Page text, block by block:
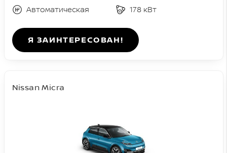
Автоматическая
178 кВт
Я ЗАИНТЕРЕСОВАН!
Nissan Micra